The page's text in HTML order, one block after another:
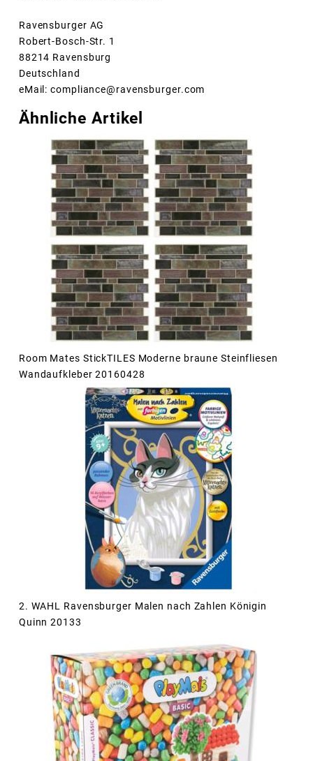
Ravensburger AG
Robert-Bosch-Str. 1
88214 Ravensburg
Deutschland
eMail: compliance@ravensburger.com
Ähnliche Artikel
Room Mates StickTILES Moderne braune Steinfliesen
Wandaufkleber 20160428
2. WAHL Ravensburger Malen nach Zahlen Königin
Quinn 20133